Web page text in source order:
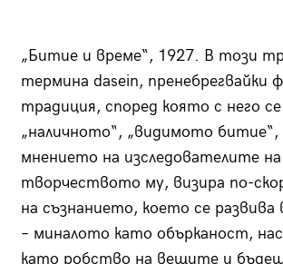
„Битие и време“, 1927. В този
термина dasein, пренебрегвайки
традиция, според която с него се
„наличното“, „видимото битие“,
мнението на изследователите на
творчеството му, визира по-
на съзнанието, което се
– миналото като обърканост,
като робство на вещите и